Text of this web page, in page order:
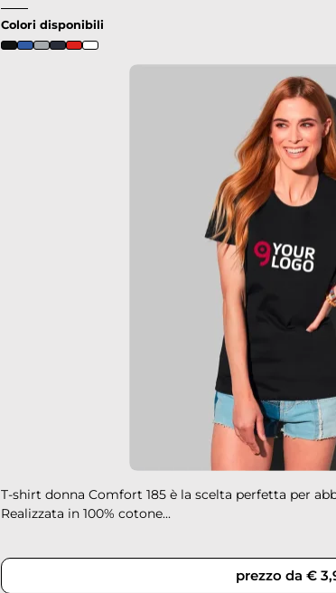
Colori disponibili
T-shirt donna Comfort 185 è la scelta perfetta per
Realizzata in 100% cotone...
prezzo da €